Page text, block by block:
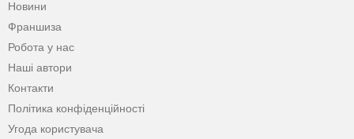
Новини
Франшиза
Робота у нас
Наші автори
Контакти
Політика конфіденційності
Угода користувача